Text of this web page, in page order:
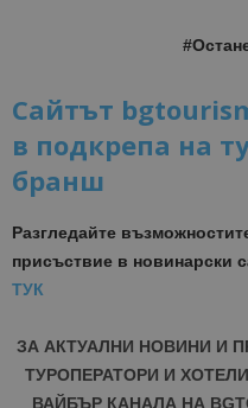
Сайтът
в подкрепа на
бранш
Разгледайте
присъствие в новинарски
ТУК
ЗА АКТУАЛНИ НОВИНИ И
ТУРОПЕРАТОРИ И
ВАЙБЪР КАНАЛА НА